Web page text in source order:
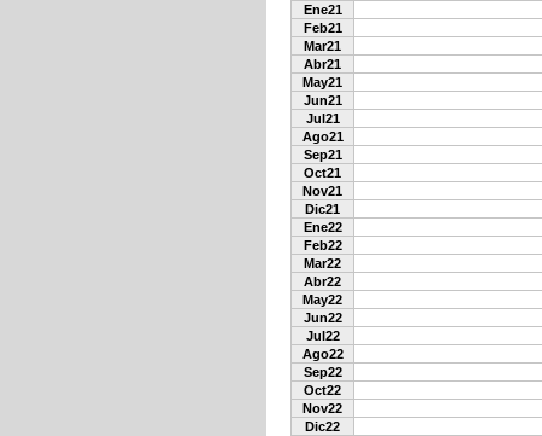
Ene21
Feb21
Mar21
Abr21
May21
Jun21
Jul21
Ago21
Sep21
Oct21
Nov21
Dic21
Ene22
Feb22
Mar22
Abr22
May22
Jun22
Jul22
Ago22
Sep22
Oct22
Nov22
Dic22